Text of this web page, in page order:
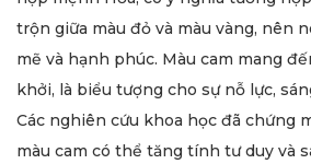
trộn giữa màu đỏ và màu vàng, nên
mẽ và hạnh phúc. Màu cam mang
khởi, là biểu tượng cho sự nỗ lực,
Các nghiên cứu khoa học đã chứng
màu cam có thể tăng tính tư duy và